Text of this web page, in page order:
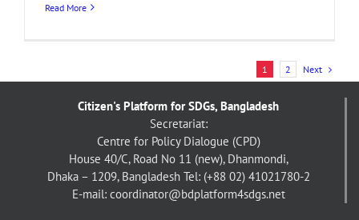
Read More
1 2 Next
Citizen's Platform for SDGs, Bangladesh
Secretariat:
Centre for Policy Dialogue (CPD)
House 40/C, Road No 11 (new), Dhanmondi,
Dhaka – 1209, Bangladesh Tel: (+88 02) 41021780-2
E-mail: coordinator@bdplatform4sdgs.net